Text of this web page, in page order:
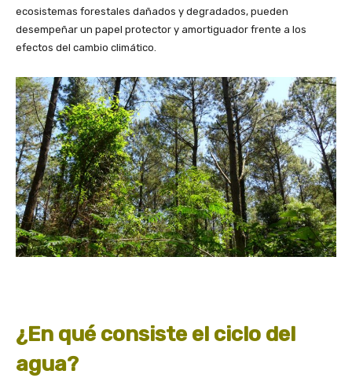
ecosistemas forestales dañados y degradados, pueden
desempeñar un papel protector y amortiguador frente a los
efectos del cambio climático.
¿En qué consiste el ciclo del
agua?